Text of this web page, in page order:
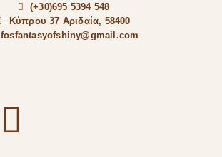
(+30)695 5394 548
Κύπρου 37 Αριδαία, 58400
fosfantasyofshiny@gmail.com